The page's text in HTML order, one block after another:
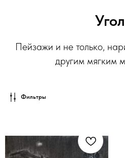
Пейзажи и не только,
другим мягким
Фильтры